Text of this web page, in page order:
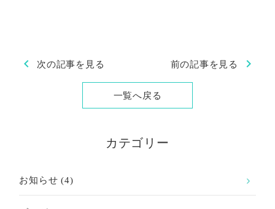
chevron_left 次の記事を見る 前の記事を見る chevron_right
一覧へ戻る
カテゴリー
お知らせ (4)